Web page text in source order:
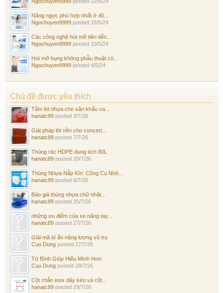
Nâng ngực phù hợp nhất ở độ...
Ngochuyen9999 posted 16/5/24
Các công nghệ hút mỡ tiên tiến...
Ngochuyen9999 posted 10/5/24
Hút mỡ bụng không phẫu thuật có...
Ngochuyen9999 posted 4/5/24
Chủ đề được yêu thích
Tấm lót nhựa cho sân khấu ca...
hanatc89 posted 3/7/26
Giải pháp lót nền cho concert...
hanatc89 posted 7/7/26
Thùng rác HDPE dung tích 80L
hanatc89 posted 20/7/26
Thùng Nhựa Nắp Kín: Công Cụ Nhỏ...
hanatc89 posted 6/7/26
Báo giá thùng nhựa chữ nhật...
hanatc89 posted 25/7/26
những ưu điểm của xe nâng tay...
hanatc89 posted 27/7/26
Giải mã bí ẩn năng lượng vũ trụ
Cuu Dung posted 27/7/26
Tử Bình Giúp Hiểu Mình Hơn
Cuu Dung posted 28/7/26
Cột chắn inox dây kéo và cột...
hanatc89 posted 29/7/26